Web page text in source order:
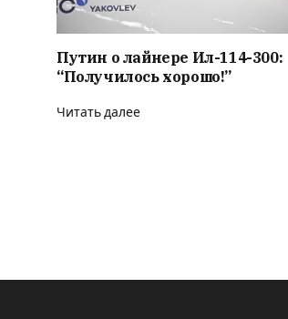
Путин о лайнере Ил-114-300:
“Получилось хорошо!”
Читать далее